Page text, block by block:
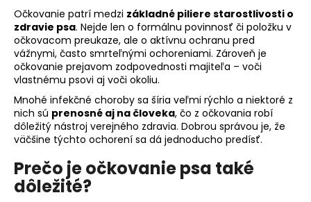
Očkovanie patrí medzi základné piliere starostlivosti o
zdravie psa. Nejde len o formálnu povinnosť či položku v
očkovacom preukaze, ale o aktívnu ochranu pred
vážnymi, často smrteľnými ochoreniami. Zároveň je
očkovanie prejavom zodpovednosti majiteľa – voči
vlastnému psovi aj voči okoliu.
Mnohé infekčné choroby sa šíria veľmi rýchlo a niektoré z
nich sú prenosné aj na človeka, čo z očkovania robí
dôležitý nástroj verejného zdravia. Dobrou správou je, že
väčšine týchto ochorení sa dá jednoducho predísť.
Prečo je očkovanie psa také
dôležité?
HĽADAŤ
O
d
p
o
r
ú
č
a
m